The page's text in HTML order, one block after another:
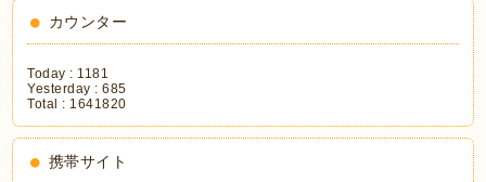
カウンター
Today : 1181
Yesterday :685
Total : 1641820
携帯サイト